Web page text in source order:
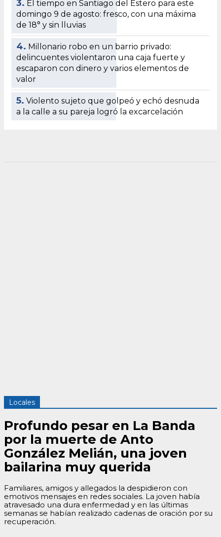
3. El tiempo en Santiago del Estero para este
domingo 9 de agosto: fresco, con una máxima
de 18° y sin lluvias
4. Millonario robo en un barrio privado:
delincuentes violentaron una caja fuerte y
escaparon con dinero y varios elementos de
valor
5. Violento sujeto que golpeó y echó desnuda
a la calle a su pareja logró la excarcelación